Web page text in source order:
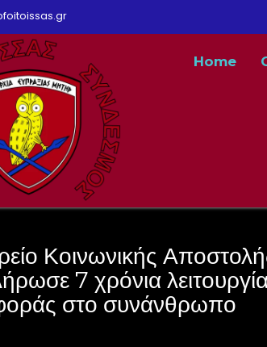
Home
Κοινωνικής
7 χρόνια
στο συνάνθρωπο